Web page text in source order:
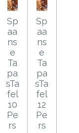
Sp
aa
ns
e
Ta
pa
sTa
fel
10
Pe
rs
Sp
aa
ns
e
Ta
pa
sTa
fel
12
Pe
rs